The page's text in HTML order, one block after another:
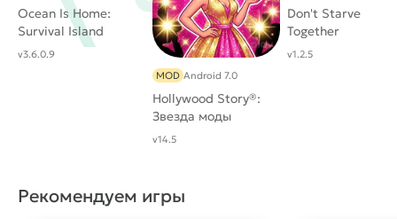
Ocean Is Home:
Survival Island
v3.6.0.9
Hollywood Story®:
Звезда моды
MOD Android 7.0
v14.5
Don't Starve
Together
v1.2.5
Рекомендуем игры